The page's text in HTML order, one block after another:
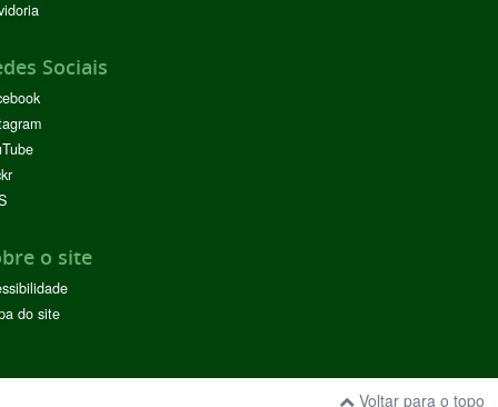
Sociais
o site
do site
Voltar para o topo